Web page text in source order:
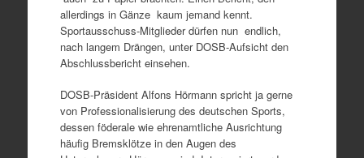
allerdings in Gänze kaum jemand kennt.
Sportausschuss-Mitglieder dürfen nun endlich,
nach langem Drängen, unter DOSB-Aufsicht den
Abschlussbericht einsehen.
DOSB-Präsident Alfons Hörmann spricht ja gerne
von Professionalisierung des deutschen Sports,
dessen föderale wie ehrenamtliche Ausrichtung
häufig Bremsklötze in den Augen des